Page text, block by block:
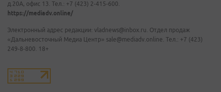
д.20А, офис 13. Тел.: +7 (423) 2-415-600.
https://mediadv.online/
Электронный адрес редакции: vladnews@inbox.ru. Отдел продаж
«Дальневосточный Медиа Центр» sale@mediadv.online. Тел.: +7 (423)
249-8-800. 18+